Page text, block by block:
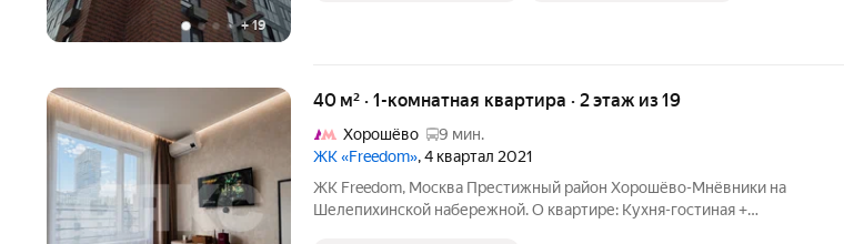
+19
40 м² · 1-комнатная квартира · 2 этаж из 19
Хорошёво
9 мин.
ЖК «Freedom», 4 квартал 2021
ЖК Freedom, Москва Престижный район Хорошёво-Мнёвники на
Шелепихинской набережной. О квартире: Кухня-гостиная +